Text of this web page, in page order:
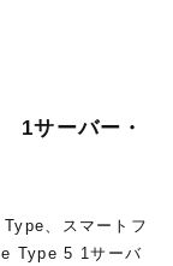
1サーバー・
、スマートフ
Type 5 1サーバ